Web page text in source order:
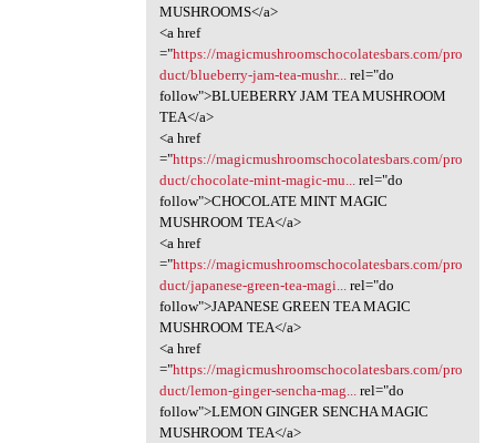
MUSHROOMS</a>
<a href
="https://magicmushroomschocolatesbars.com/pro
duct/blueberry-jam-tea-mushr...
rel="do
follow">BLUEBERRY JAM TEA MUSHROOM
TEA</a>
<a href
="https://magicmushroomschocolatesbars.com/pro
duct/chocolate-mint-magic-mu...
rel="do
follow">CHOCOLATE MINT MAGIC
MUSHROOM TEA</a>
<a href
="https://magicmushroomschocolatesbars.com/pro
duct/japanese-green-tea-magi...
rel="do
follow">JAPANESE GREEN TEA MAGIC
MUSHROOM TEA</a>
<a href
="https://magicmushroomschocolatesbars.com/pro
duct/lemon-ginger-sencha-mag...
rel="do
follow">LEMON GINGER SENCHA MAGIC
MUSHROOM TEA</a>